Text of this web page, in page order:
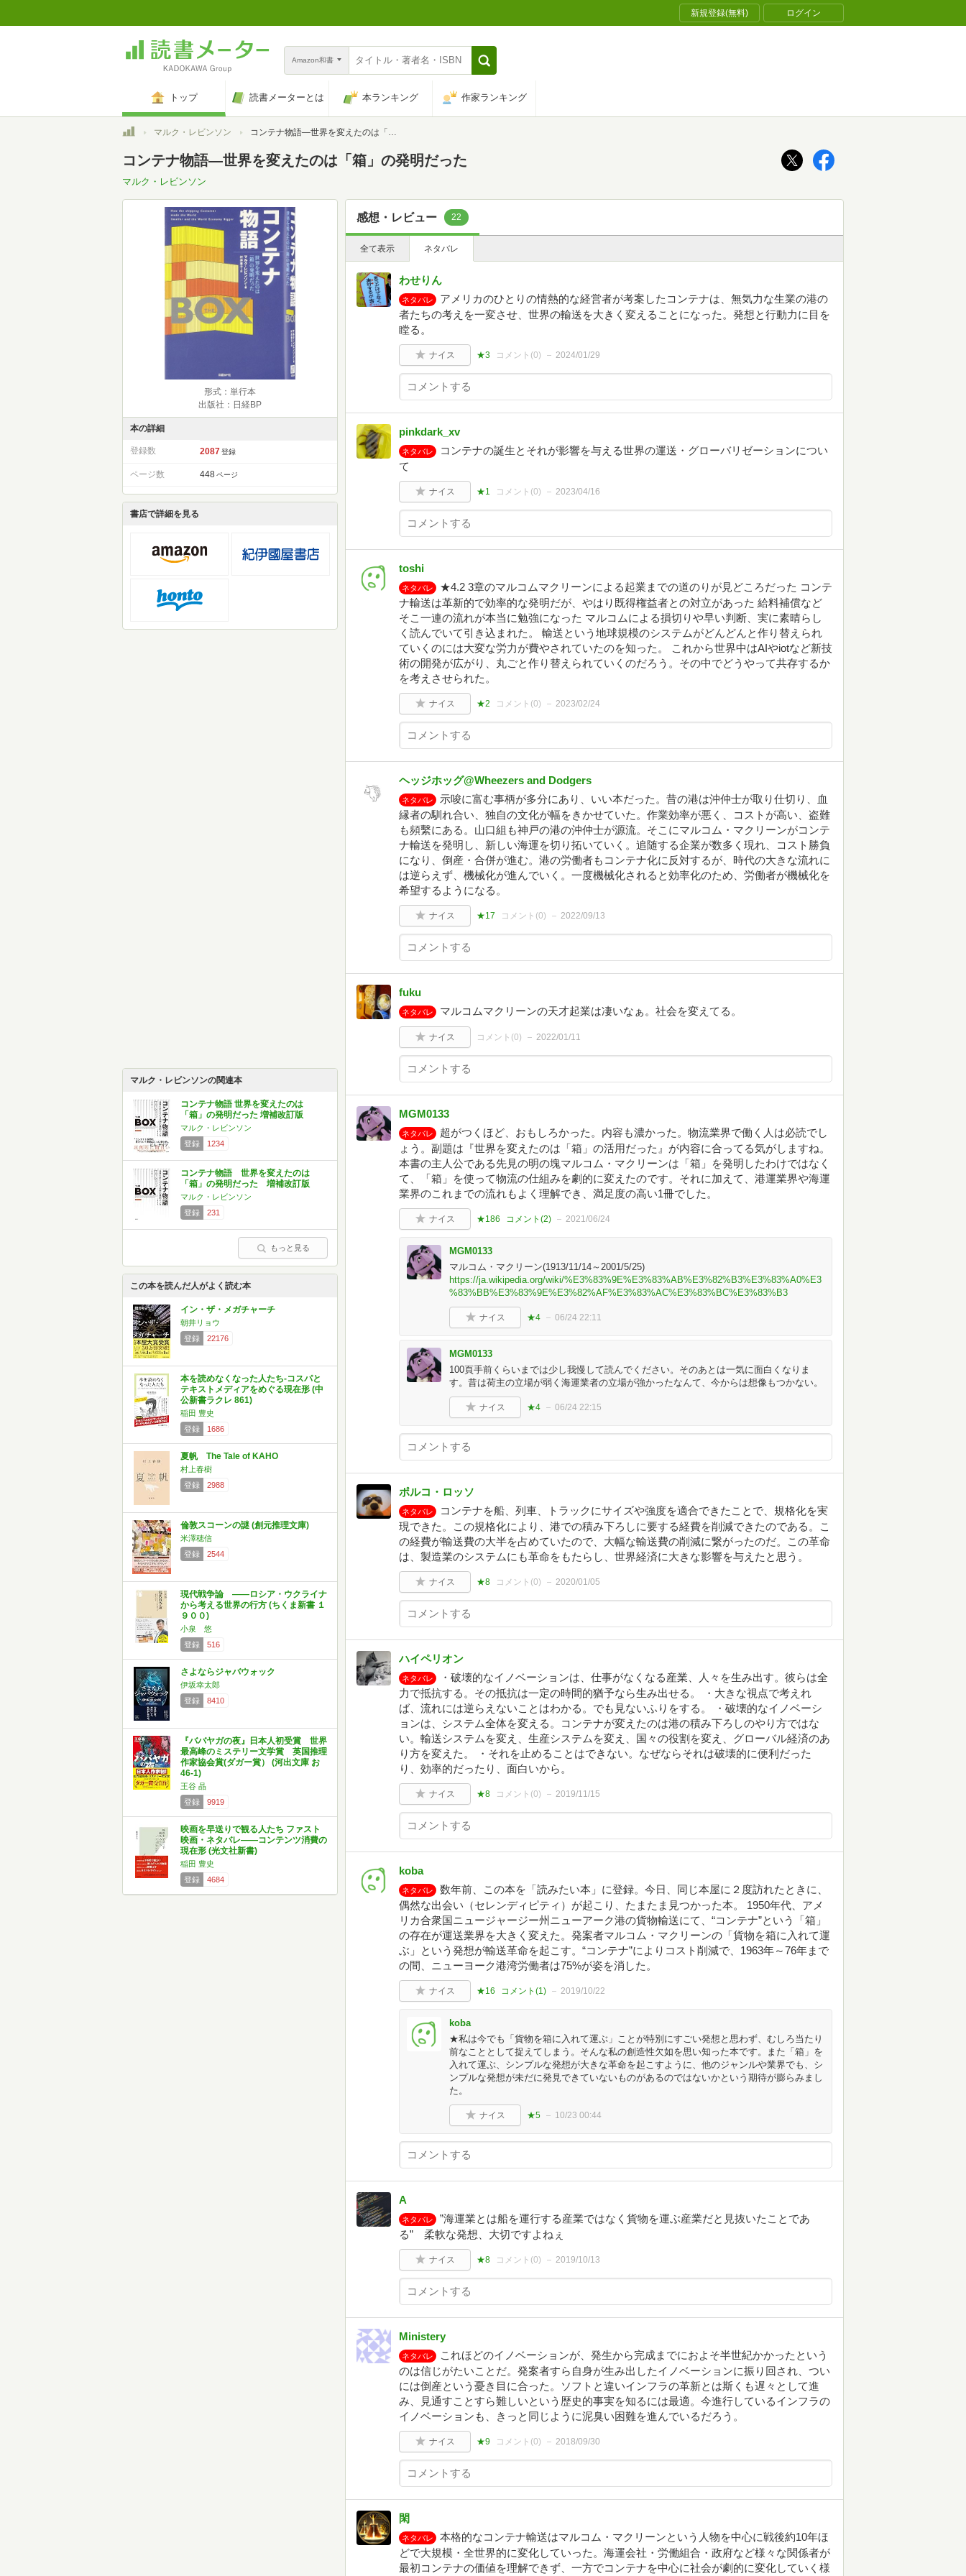
新規登録(無料) ログイン
Amazon和書
トップ 読書メーターとは 本ランキング 作家ランキング
トップマルク・レビンソン コンテナ物語―世界を変えたのは「箱」の発明だった
コンテナ物語―世界を変えたのは「箱」の発明だった
マルク・レビンソン
形式：単行本
出版社：日経BP
本の詳細
登録数 2087 登録
ページ数 448 ページ
書店で詳細を見る
マルク・レビンソンの関連本
コンテナ物語 世界を変えたのは
「箱」の発明だった 増補改訂版
マルク・レビンソン
登録
1234
コンテナ物語 世界を変えたのは
「箱」の発明だった 増補改訂版
マルク・レビンソン
登録
231
もっと見る
この本を読んだ人がよく読む本
イン・ザ・メガチャーチ
朝井リョウ
登録
22176
本を読めなくなった人たち-コスパと
テキストメディアをめぐる現在形 (中
公新書ラクレ 861)
稲田 豊史
登録
1686
夏帆 The Tale of KAHO
村上春樹
登録
2988
倫敦スコーンの謎 (創元推理文庫)
米澤穂信
登録
2544
現代戦争論 ――ロシア・ウクライナ
から考える世界の行方 (ちくま新書 １
９００)
小泉 悠
登録
516
さよならジャバウォック
伊坂幸太郎
登録
8410
『ババヤガの夜』日本人初受賞 世界
最高峰のミステリー文学賞 英国推理
作家協会賞(ダガー賞） (河出文庫 お
46-1)
王谷 晶
登録
9919
映画を早送りで観る人たち ファスト
映画・ネタバレ――コンテンツ消費の
現在形 (光文社新書)
稲田 豊史
登録
4684
感想・レビュー 22
全て表示 ネタバレ
わせりん
ネタバレ
アメリカのひとりの情熱的な経営者が考案したコンテナは、無気力な生業の港の
者たちの考えを一変させ、世界の輸送を大きく変えることになった。発想と行動力に目を
瞠る。
ナイス ★3 コメント(0) 2024/01/29
pinkdark_xv
ネタバレ
コンテナの誕生とそれが影響を与える世界の運送・グローバリゼーションについ
て
ナイス ★1 コメント(0) 2023/04/16
toshi
ネタバレ
★4.2 3章のマルコムマクリーンによる起業までの道のりが見どころだった コンテ
ナ輸送は革新的で効率的な発明だが、やはり既得権益者との対立があった 給料補償など
そこ一連の流れが本当に勉強になった マルコムによる損切りや早い判断、実に素晴らし
く読んでいて引き込まれた。 輸送という地球規模のシステムがどんどんと作り替えられ
ていくのには大変な労力が費やされていたのを知った。 これから世界中はAIやiotなど新技
術の開発が広がり、丸ごと作り替えられていくのだろう。その中でどうやって共存するか
を考えさせられた。
ナイス ★2 コメント(0) 2023/02/24
ヘッジホッグ@Wheezers and Dodgers
ネタバレ
示唆に富む事柄が多分にあり、いい本だった。昔の港は沖仲士が取り仕切り、血
縁者の馴れ合い、独自の文化が幅をきかせていた。作業効率が悪く、コストが高い、盗難
も頻繫にある。山口組も神戸の港の沖仲士が源流。そこにマルコム・マクリーンがコンテ
ナ輸送を発明し、新しい海運を切り拓いていく。追随する企業が数多く現れ、コスト勝負
になり、倒産・合併が進む。港の労働者もコンテナ化に反対するが、時代の大きな流れに
は逆らえず、機械化が進んでいく。一度機械化されると効率化のため、労働者が機械化を
希望するようになる。
ナイス ★17 コメント(0) 2022/09/13
fuku
ネタバレ マルコムマクリーンの天才起業は凄いなぁ。社会を変えてる。
ナイス コメント(0) 2022/01/11
MGM0133
ネタバレ
超がつくほど、おもしろかった。内容も濃かった。物流業界で働く人は必読でし
ょう。副題は『世界を変えたのは「箱」の活用だった』が内容に合ってる気がしますね。
本書の主人公である先見の明の塊マルコム・マクリーンは「箱」を発明したわけではなく
て、「箱」を使って物流の仕組みを劇的に変えたのです。それに加えて、港運業界や海運
業界のこれまでの流れもよく理解でき、満足度の高い1冊でした。
ナイス ★186 コメント(2) 2021/06/24
MGM0133
マルコム・マクリーン(1913/11/14～2001/5/25)
https://ja.wikipedia.org/wiki/%E3%83%9E%E3%83%AB%E3%82%B3%E3%83%A0%E3
%83%BB%E3%83%9E%E3%82%AF%E3%83%AC%E3%83%BC%E3%83%B3
ナイス ★4 06/24 22:11
MGM0133
100頁手前くらいまでは少し我慢して読んでください。そのあとは一気に面白くなりま
す。昔は荷主の立場が弱く海運業者の立場が強かったなんて、今からは想像もつかない。
ナイス ★4 06/24 22:15
ポルコ・ロッソ
ネタバレ
コンテナを船、列車、トラックにサイズや強度を適合できたことで、規格化を実
現できた。この規格化により、港での積み下ろしに要する経費を削減できたのである。こ
の経費が輸送費の大半を占めていたので、大幅な輸送費の削減に繋がったのだ。この革命
は、製造業のシステムにも革命をもたらし、世界経済に大きな影響を与えたと思う。
ナイス ★8 コメント(0) 2020/01/05
ハイペリオン
ネタバレ
・破壊的なイノベーションは、仕事がなくなる産業、人々を生み出す。彼らは全
力で抵抗する。その抵抗は一定の時間的猶予なら生み出せる。 ・大きな視点で考えれ
ば、流れには逆らえないことはわかる。でも見ないふりをする。 ・破壊的なイノベーシ
ョンは、システム全体を変える。コンテナが変えたのは港の積み下ろしのやり方ではな
い。輸送システムを変え、生産システムを変え、国々の役割を変え、グローバル経済のあ
り方を変えた。 ・それを止めることはできない。なぜならそれは破壊的に便利だった
り、効率的だったり、面白いから。
ナイス ★8 コメント(0) 2019/11/15
koba
ネタバレ
数年前、この本を「読みたい本」に登録。今日、同じ本屋に２度訪れたときに、
偶然な出会い（セレンディピティ）が起こり、たまたま見つかった本。 1950年代、アメ
リカ合衆国ニュージャージー州ニューアーク港の貨物輸送にて、“コンテナ”という「箱」
の存在が運送業界を大きく変えた。発案者マルコム・マクリーンの「貨物を箱に入れて運
ぶ」という発想が輸送革命を起こす。“コンテナ”によりコスト削減で、1963年～76年まで
の間、ニューヨーク港湾労働者は75%が姿を消した。
ナイス ★16 コメント(1) 2019/10/22
koba
★私は今でも「貨物を箱に入れて運ぶ」ことが特別にすごい発想と思わず、むしろ当たり
前なこととして捉えてしまう。そんな私の創造性欠如を思い知った本です。また「箱」を
入れて運ぶ、シンプルな発想が大きな革命を起こすように、他のジャンルや業界でも、シ
ンプルな発想が未だに発見できていないものがあるのではないかという期待が膨らみまし
た。
ナイス ★5 10/23 00:44
A
ネタバレ
”海運業とは船を運行する産業ではなく貨物を運ぶ産業だと見抜いたことであ
る” 柔軟な発想、大切ですよねぇ
ナイス ★8 コメント(0) 2019/10/13
Ministery
ネタバレ
これほどのイノベーションが、発生から完成までにおよそ半世紀かかったという
のは信じがたいことだ。発案者すら自身が生み出したイノベーションに振り回され、つい
には倒産という憂き目に合った。ソフトと違いインフラの革新とは斯くも遅々として進
み、見通すことすら難しいという歴史的事実を知るには最適。今進行しているインフラの
イノベーションも、きっと同じように泥臭い困難を進んでいるだろう。
ナイス ★9 コメント(0) 2018/09/30
閑
ネタバレ
本格的なコンテナ輸送はマルコム・マクリーンという人物を中心に戦後約10年ほ
どで大規模・全世界的に変化していった。海運会社・労働組合・政府など様々な関係者が
最初コンテナの価値を理解できず、一方でコンテナを中心に社会が劇的に変化していく様